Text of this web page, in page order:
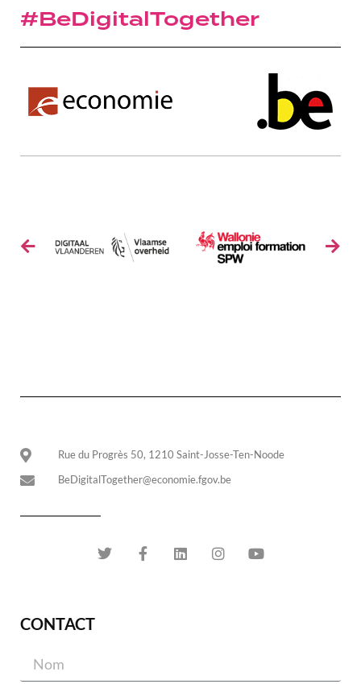
#BeDigitalTogether
Rue du Progrès 50, 1210 Saint-Josse-Ten-Noode
BeDigitalTogether@economie.fgov.be
CONTACT